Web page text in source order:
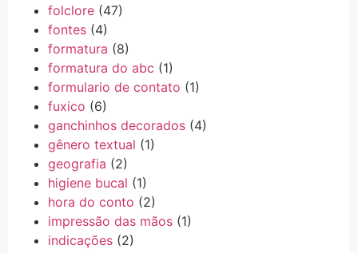
folclore (47)
fontes (4)
formatura (8)
formatura do abc (1)
formulario de contato (1)
fuxico (6)
ganchinhos decorados (4)
gênero textual (1)
geografia (2)
higiene bucal (1)
hora do conto (2)
impressão das mãos (1)
indicações (2)